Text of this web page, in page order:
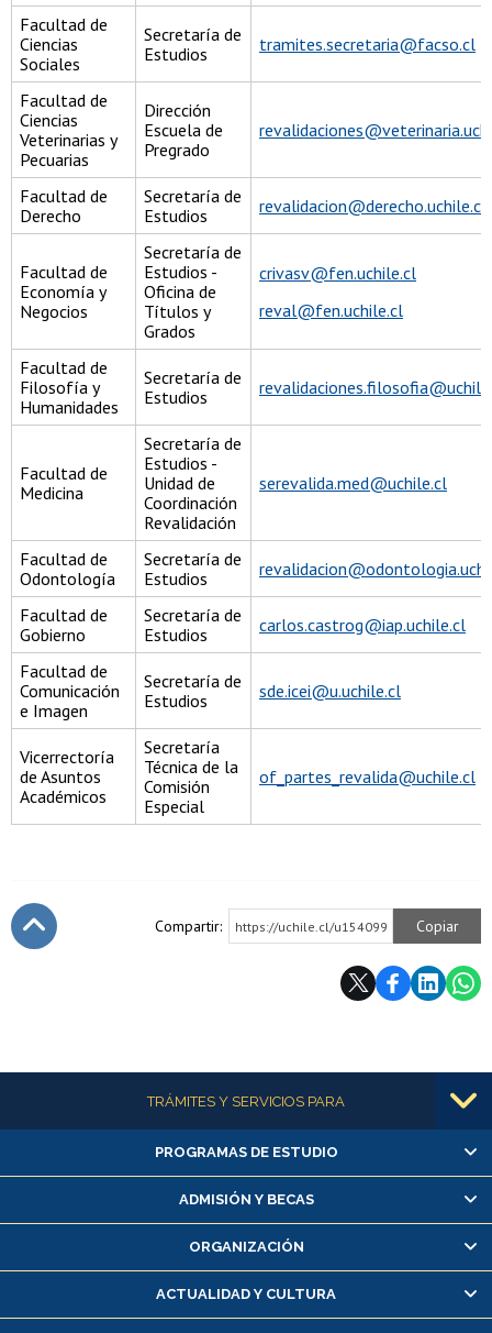
Facultad de
Ciencias
Sociales
Secretaría de
Estudios
tramites.secretaria@facso.cl
Facultad de
Ciencias
Veterinarias y
Pecuarias
Dirección
Escuela de
Pregrado
Facultad de
Derecho
Secretaría de
Estudios
revalidacion@derecho.uchile.cl
Facultad de
Economía y
Negocios
Secretaría de
Estudios -
Oficina de
Títulos y
Grados
crivasv@fen.uchile.cl
reval@fen.uchile.cl
Facultad de
Filosofía y
Humanidades
Secretaría de
Estudios
Facultad de
Medicina
Secretaría de
Estudios -
Unidad de
Coordinación
Revalidación
serevalida.med@uchile.cl
Facultad de
Odontología
Secretaría de
Estudios
Facultad de
Gobierno
Secretaría de
Estudios
carlos.castrog@iap.uchile.cl
Facultad de
Comunicación
e Imagen
Secretaría de
Estudios
sde.icei@u.uchile.cl
Vicerrectoría
de Asuntos
Académicos
Secretaría
Técnica de la
Comisión
Especial
of_partes_revalida@uchile.cl
Compartir: https://uchile.cl/u154099 Copiar
Más informaciónTRÁMITES Y SERVICIOS PARA
Alumnas/os y exalumnas/os
Matrícula en línea
Inscripción y cambio de asignaturas
Consulta y certificado de notas
Servicio médico y dental
PROGRAMAS DE ESTUDIO
ADMISIÓN Y BECAS
ORGANIZACIÓN
ACTUALIDAD Y CULTURA